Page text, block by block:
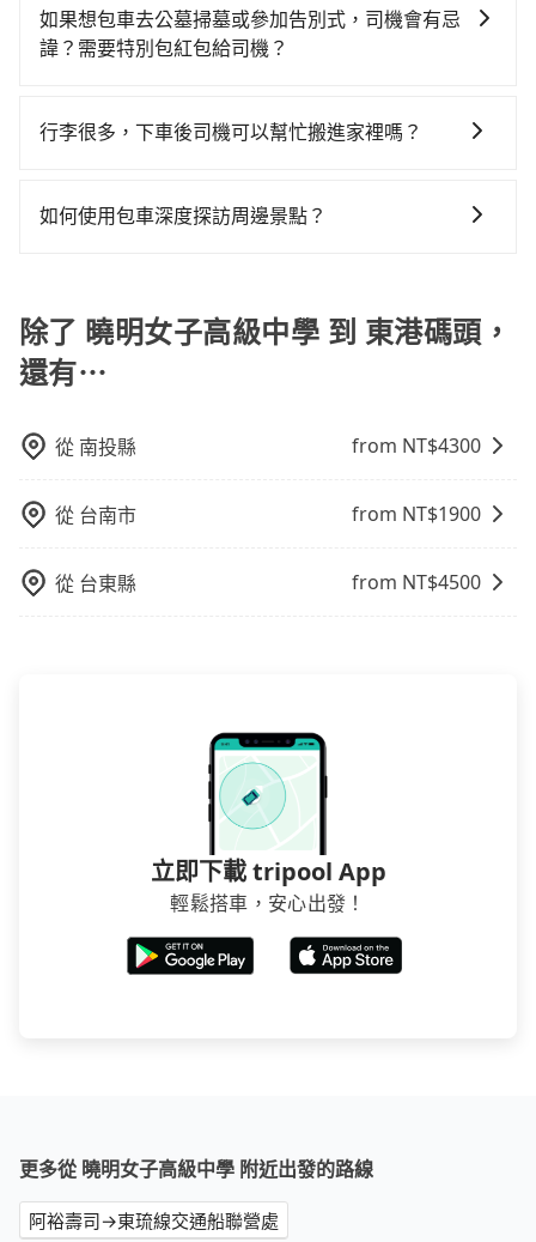
人至少額外負擔50元車資，而且更會額外浪費12分鐘在
轉乘與等車上，現在還不馬上來預約tripool！如果你僅
差的車款，如果人數超過四位，更是沒有較大的七人座
或九人座可供選擇，而且無人租車最令人詬病的就是車
樣。另外，偶爾也會遇到明明已經預約了時間但上一位
小的風險。最後，雖然路邊隨租隨還看似方便，但實際
其叫車的難度是雙北市的310倍。再加上台中市有些計程
車司機不按錶計費，約有27%會採現場議價，建議最好
東港碼頭的最佳選擇。
簡訊以及電子郵件確認信，如此就完成預約了，而司機
與車輛的詳細資料，將於乘車前一晚八點透過SMS和
價，如臨時需要，前一天傍晚五點前仍會收單，最遲如
無隱藏費用，讓您可以隨時掌握交通開支。
如果想包車去公墓掃墓或參加告別式，司機會有忌
諱？需要特別包紅包給司機？
都會提供接送服務。不過，如果您有其他特殊要求，例
續爭議。此外，是否需要給司機紅包或小費，則可以由
行李很多，下車後司機可以幫忙搬進家裡嗎？
供將行李搬進家裡的服務，請見諒。」
如何使用包車深度探訪周邊景點？
的節奏和時間進行遊覽。除了景點本身，還可以體驗周
邊的文化和風俗，品嚐當地的美食，與當地人交流，深
入體驗當地的生活和文化。在探訪景點時，可以積極尋
和內幕，並且可以在旅途中收集更多的故事和經驗，豐
富自己的旅程。
除了 曉明女子高級中學 到 東港碼頭，
還有⋯
從 南投縣 from NT$4300
從 台南市 from NT$1900
從 台東縣 from NT$4500
立即下載 tripool App
輕鬆搭車，安心出發！
更多從 曉明女子高級中學 附近出發的路線
阿裕壽司→東琉線交通船聯營處